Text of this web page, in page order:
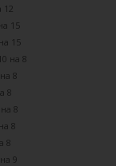
12
15
15
на 8
8
8
8
8
8
9